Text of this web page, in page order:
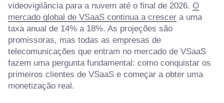
videovigilância para a nuvem até o final de 2026. O
mercado global de VSaaS continua a crescer a uma
taxa anual de 14% a 18%. As projeções são
promissoras, mas todas as empresas de
telecomunicações que entram no mercado de VSaaS
fazem uma pergunta fundamental: como conquistar os
primeiros clientes de VSaaS e começar a obter uma
monetização real.